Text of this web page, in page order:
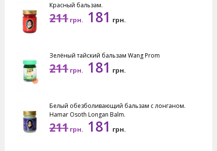
Красный бальзам.
211 грн. 181 грн.
Зелёный тайский бальзам Wang Prom
211 грн. 181 грн.
Белый обезболивающий бальзам с лонганом.
Hamar Osoth Longan Balm.
211 грн. 181 грн.